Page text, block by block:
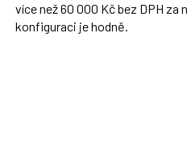
více než 60 000 Kč bez DPH
konfiguraci je hodně.